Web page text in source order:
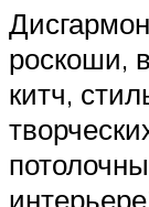
роскоши,
китч,